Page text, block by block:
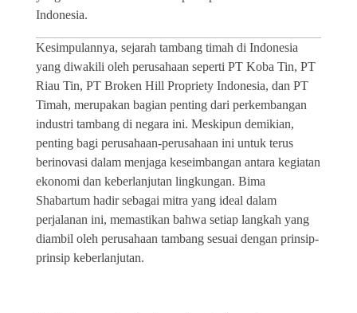
Indonesia.
Kesimpulannya, sejarah tambang timah di Indonesia
yang diwakili oleh perusahaan seperti PT Koba Tin, PT
Riau Tin, PT Broken Hill Propriety Indonesia, dan PT
Timah, merupakan bagian penting dari perkembangan
industri tambang di negara ini. Meskipun demikian,
penting bagi perusahaan-perusahaan ini untuk terus
berinovasi dalam menjaga keseimbangan antara kegiatan
ekonomi dan keberlanjutan lingkungan. Bima
Shabartum hadir sebagai mitra yang ideal dalam
perjalanan ini, memastikan bahwa setiap langkah yang
diambil oleh perusahaan tambang sesuai dengan prinsip-
prinsip keberlanjutan.